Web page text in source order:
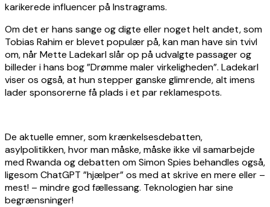
karikerede influencer på Instragrams.
Om det er hans sange og digte eller noget helt andet, som
Tobias Rahim er blevet populær på, kan man have sin tvivl
om, når Mette Ladekarl slår op på udvalgte passager og
billeder i hans bog ”Drømme maler virkeligheden”. Ladekarl
viser os også, at hun stepper ganske glimrende, alt imens
lader sponsorerne få plads i et par reklamespots.
De aktuelle emner, som krænkelsesdebatten,
asylpolitikken, hvor man måske, måske ikke vil samarbejde
med Rwanda og debatten om Simon Spies behandles også,
ligesom ChatGPT ”hjælper” os med at skrive en mere eller –
mest! – mindre god fællessang. Teknologien har sine
begrænsninger!